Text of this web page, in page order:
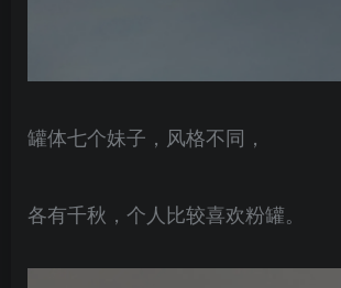
罐体七个妹子，风格不同，
各有千秋，个人比较喜欢粉罐。